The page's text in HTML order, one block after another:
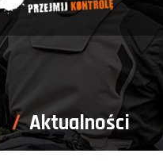
Aktualności